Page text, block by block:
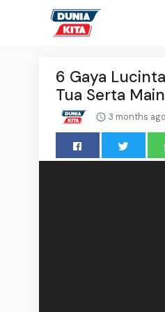
6 Gaya
Tua Serta
3 months ago